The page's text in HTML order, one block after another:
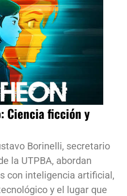
Ciencia ficción y
Borinelli, secretario
la UTPBA, abordan
con inteligencia artificial,
y el lugar que